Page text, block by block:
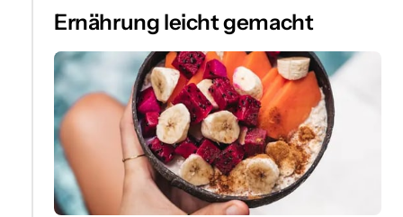
Ernährung leicht gemacht